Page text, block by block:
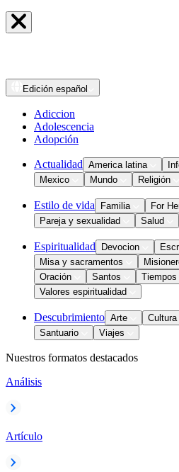
Edición español
Adiccion
Adolescencia
Adopción
Actualidad America latina
Mexico
Mundo Religión
Estilo de vida Familia
For
Pareja y sexualidad
Salud
Espiritualidad Devocion
Misa y sacramentos
Oración
Santos
Valores espiritualidad
Descubrimiento Arte Cultura
Santuario
Viajes
Nuestros formatos destacados
Análisis
Artículo